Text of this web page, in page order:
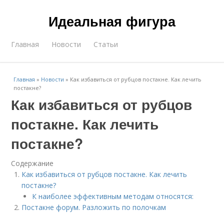
Идеальная фигура
Главная Новости Статьи
Главная » Новости » Как избавиться от рубцов постакне. Как лечить
постакне?
Как избавиться от рубцов
постакне. Как лечить
постакне?
Содержание
Как избавиться от рубцов постакне. Как лечить
постакне?
К наиболее эффективным методам относятся:
Постакне форум. Разложить по полочкам